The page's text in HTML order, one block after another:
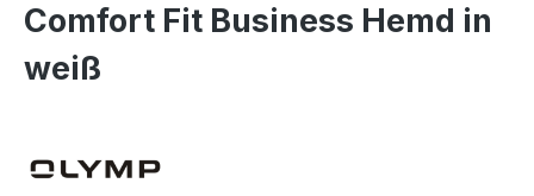
Comfort Fit Business Hemd in
weiß